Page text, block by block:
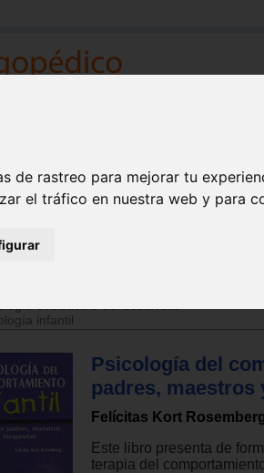
de rastreo para mejorar tu
el tráfico en nuestra web y para
infantil
Psicología del
padres, maestros
Felícitas Kort
Este libro presenta de
terapia del